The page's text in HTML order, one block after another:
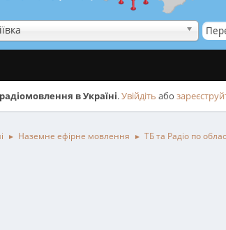
в Україні.Увійдіть або
► Наземне ефірне мовлення ► ТБ та Радіо по